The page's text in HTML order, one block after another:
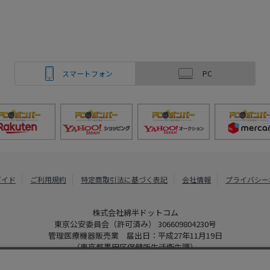
スマートフォン PC
ド ご利用規約 特定商取引法に基づく表記 会社情報 プライバシ
株式会社綿半ドットコム
東京公安委員会（許可済み） 306609804230号
管理医療機器販売業 届出日：平成27年11月19日
（東京都墨田区保健所生活衛生課）